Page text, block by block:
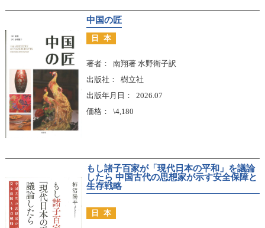
中国の匠
日本
著者
南翔著 水野衛子訳
出版社
樹立社
出版年月日
2026.07
価格
\4,180
もし諸子百家が「現代日本の平和」を議論
したら 中国古代の思想家が示す安全保障と
生存戦略
日本